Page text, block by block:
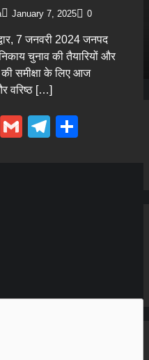
January 7, 2025 0
7 जनवरी 2024 जनपद
निकाय चुनाव की तैयारियों और
समीक्षा के लिए आज
वरिष्ठ […]
WhatsApp
GmailTelegram
SSP हरिद्वार,ली साथ
0